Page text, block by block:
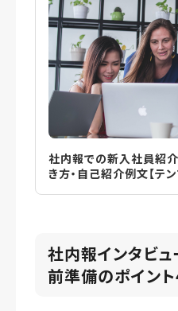
社内報での新入社員紹
き方・自己紹介例文【テ
社内報インタビ
前準備のポイン